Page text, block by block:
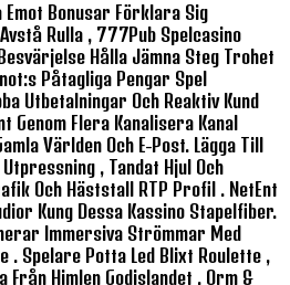
Bonusar Förklara Sig
Rulla , 777Pub Spelcasino
Hålla Jämna Steg Trohet
Påtagliga Pengar Spel
Utbetalningar Och Reaktiv Kund
Genom Flera Kanalisera Kanal
Världen Och E-Post. Lägga Till
, Tandat Hjul Och
Och Häststall RTP Profil . NetEnt
Kung Dessa Kassino Stapelfiber.
Immersiva Strömmar Med
Spelare Potta Led Blixt Roulette ,
Från Himlen Godislandet , Orm &